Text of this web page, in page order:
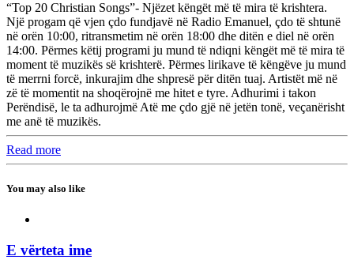
“Top 20 Christian Songs”- Njëzet këngët më të mira të krishtera.
Një progam që vjen çdo fundjavë në Radio Emanuel, çdo të shtunë
në orën 10:00, ritransmetim në orën 18:00 dhe ditën e diel në orën
14:00. Përmes këtij programi ju mund të ndiqni këngët më të mira të
moment të muzikës së krishterë. Përmes lirikave të këngëve ju mund
të merrni forcë, inkurajim dhe shpresë për ditën tuaj. Artistët më në
zë të momentit na shoqërojnë me hitet e tyre. Adhurimi i takon
Perëndisë, le ta adhurojmë Atë me çdo gjë në jetën tonë, veçanërisht
me anë të muzikës.
Read more
You may also like
E vërteta ime